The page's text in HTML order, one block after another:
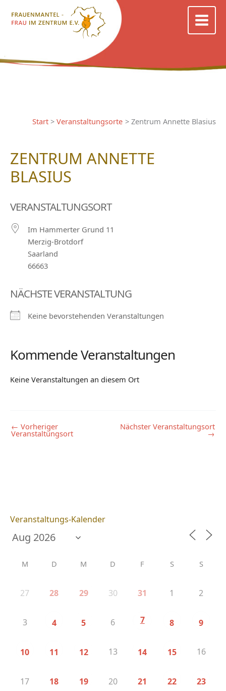
Inhalt
Start Veranstaltungsorte Zentrum Annette Blasius
ZENTRUM ANNETTE
BLASIUS
VERANSTALTUNGSORT
Im Hammerter Grund 11
Merzig-Brotdorf
Saarland
66663
NÄCHSTE VERANSTALTUNG
Keine bevorstehenden Veranstaltungen
Kommende Veranstaltungen
Keine Veranstaltungen an diesem Ort
← Vorheriger
Veranstaltungsort
Nächster Veranstaltungsort
→
Veranstaltungs-Kalender
M D M D F S S
27 28 29 30 31 1 2
3 4 5 6 7 8 9
10 11 12 13 14 15 16
17 18 19 20 21 22 23